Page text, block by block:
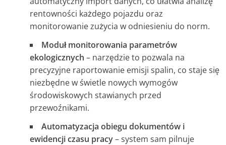
rentowności każdego pojazdu oraz
monitorowanie zużycia w odniesieniu do norm.
Moduł monitorowania parametrów
ekologicznych – narzędzie to pozwala na
precyzyjne raportowanie emisji spalin, co staje się
niezbędne w świetle nowych wymogów
środowiskowych stawianych przed
przewoźnikami.
Automatyzacja obiegu dokumentów i
ewidencji czasu pracy– system sam pilnuje